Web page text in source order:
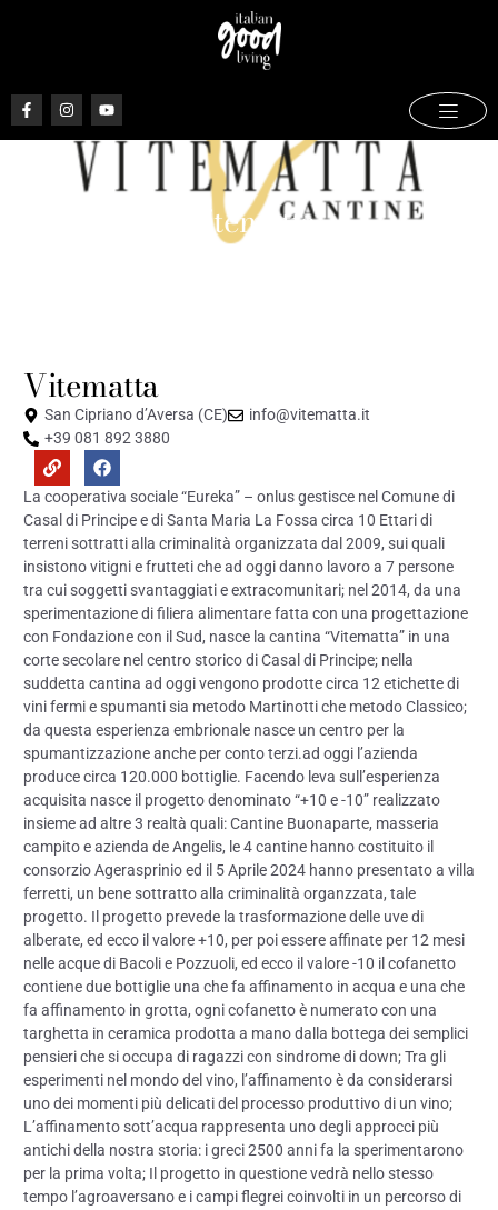
Vitematta
Vitematta
San Cipriano d’Aversa (CE)
info@vitematta.it
+39 081 892 3880
La cooperativa sociale “Eureka” – onlus gestisce nel Comune di
Casal di Principe e di Santa Maria La Fossa circa 10 Ettari di
terreni sottratti alla criminalità organizzata dal 2009, sui quali
insistono vitigni e frutteti che ad oggi danno lavoro a 7 persone
tra cui soggetti svantaggiati e extracomunitari; nel 2014, da una
sperimentazione di filiera alimentare fatta con una progettazione
con Fondazione con il Sud, nasce la cantina “Vitematta” in una
corte secolare nel centro storico di Casal di Principe; nella
suddetta cantina ad oggi vengono prodotte circa 12 etichette di
vini fermi e spumanti sia metodo Martinotti che metodo Classico;
da questa esperienza embrionale nasce un centro per la
spumantizzazione anche per conto terzi.ad oggi l’azienda
produce circa 120.000 bottiglie. Facendo leva sull’esperienza
acquisita nasce il progetto denominato “+10 e -10” realizzato
insieme ad altre 3 realtà quali: Cantine Buonaparte, masseria
campito e azienda de Angelis, le 4 cantine hanno costituito il
consorzio Agerasprinio ed il 5 Aprile 2024 hanno presentato a villa
ferretti, un bene sottratto alla criminalità organzzata, tale
progetto. Il progetto prevede la trasformazione delle uve di
alberate, ed ecco il valore +10, per poi essere affinate per 12 mesi
nelle acque di Bacoli e Pozzuoli, ed ecco il valore -10 il cofanetto
contiene due bottiglie una che fa affinamento in acqua e una che
fa affinamento in grotta, ogni cofanetto è numerato con una
targhetta in ceramica prodotta a mano dalla bottega dei semplici
pensieri che si occupa di ragazzi con sindrome di down; Tra gli
esperimenti nel mondo del vino, l’affinamento è da considerarsi
uno dei momenti più delicati del processo produttivo di un vino;
L’affinamento sott’acqua rappresenta uno degli approcci più
antichi della nostra storia: i greci 2500 anni fa la sperimentarono
per la prima volta; Il progetto in questione vedrà nello stesso
tempo l’agroaversano e i campi flegrei coinvolti in un percorso di